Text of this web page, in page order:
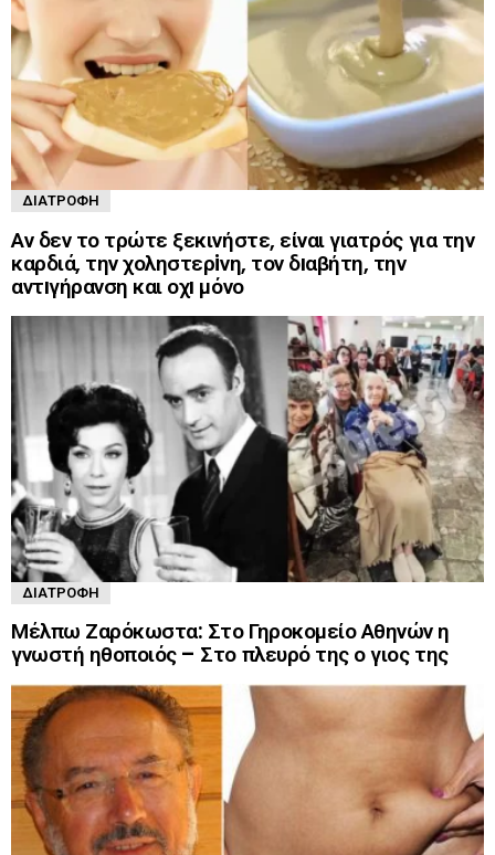
ΔΙΑΤΡΟΦΉ
Αν δεν το τρώτε ξεκινήστε, είναι γιατρός για την
καρδιά, την χοληστερiνη, τον δıαβήτη, την
αντıγήρανση και οχı μόνο
ΔΙΑΤΡΟΦΉ
Μέλπω Ζαρόκωστα: Στο Γηροκομείο Αθηνών η
γνωστή ηθοποιός – Στο πλευρό της ο γιος της